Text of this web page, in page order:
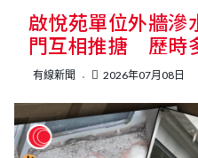
按輸入
啟悅苑單位外牆
門互相推搪 歷時
有線新聞 2026年07月08日